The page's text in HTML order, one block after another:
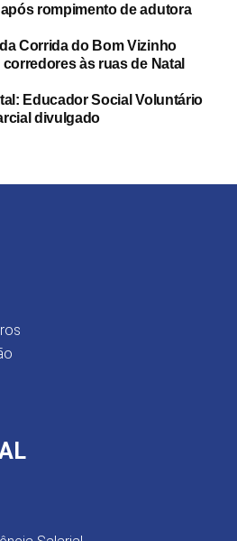
rompimento de adutora
Corrida do Bom Vizinho
corredores às ruas de Natal
Educador Social Voluntário
divulgado